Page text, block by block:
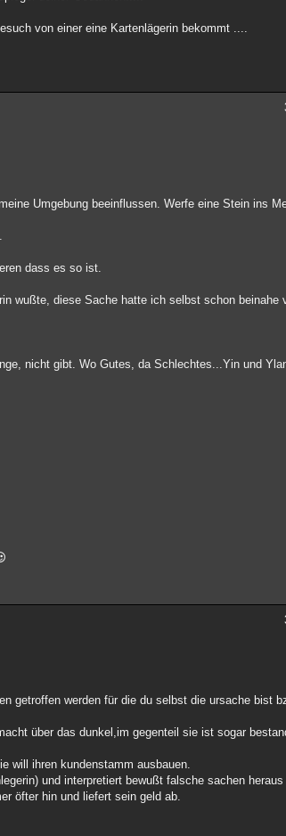
von einer eine Kartenlägerin bekommt ....
Umgebung beeinflussen. Werfe eine Stein ins
dass es so ist.
wußte, diese Sache hatte ich selbst schon beinahe
nicht gibt. Wo Gutes, da Schlechtes...Yin und
getroffen werden für die du selbst die ursache bist
über das dunkel,im gegenteil sie ist sogar
will ihren kundenstamm ausbauen.
und interpretiert bewußt falsche sachen
öfter hin und liefert sein geld ab.